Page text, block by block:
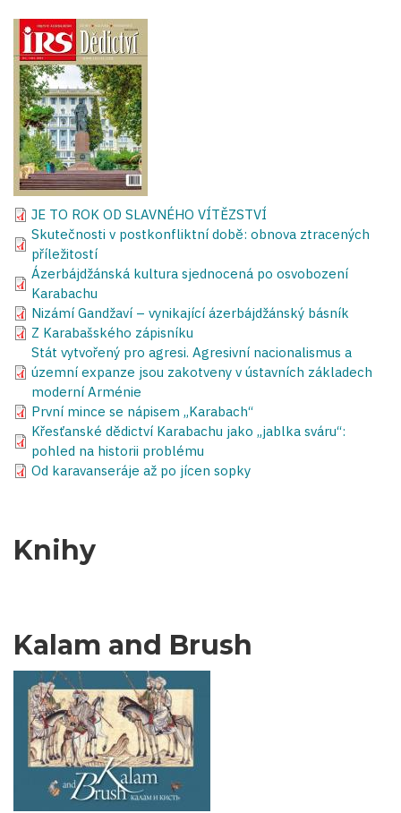
JE TO ROK OD SLAVNÉHO VÍTĚZSTVÍ
Skutečnosti v postkonfliktní době: obnova ztracených
příležitostí
Ázerbájdžánská kultura sjednocená po osvobození
Karabachu
Nizámí Gandžaví – vynikající ázerbájdžánský básník
Z Karabašského zápisníku
Stát vytvořený pro agresi. Agresivní nacionalismus a
územní expanze jsou zakotveny v ústavních základech
moderní Arménie
První mince se nápisem „Karabach“
Křesťanské dědictví Karabachu jako „jablka sváru“:
pohled na historii problému
Od karavanseráje až po jícen sopky
Knihy
Kalam and Brush